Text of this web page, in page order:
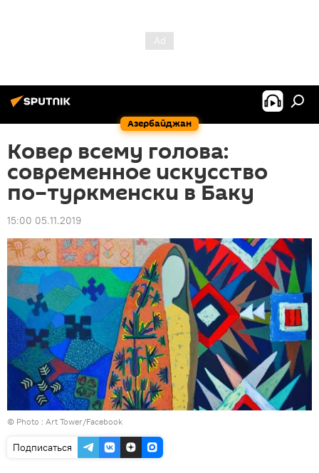
Азербайджан
Ковер всему голова:
современное искусство
по–туркменски в Баку
15:00 05.11.2019
© Photo : Art Tower/Facebook
Подписаться